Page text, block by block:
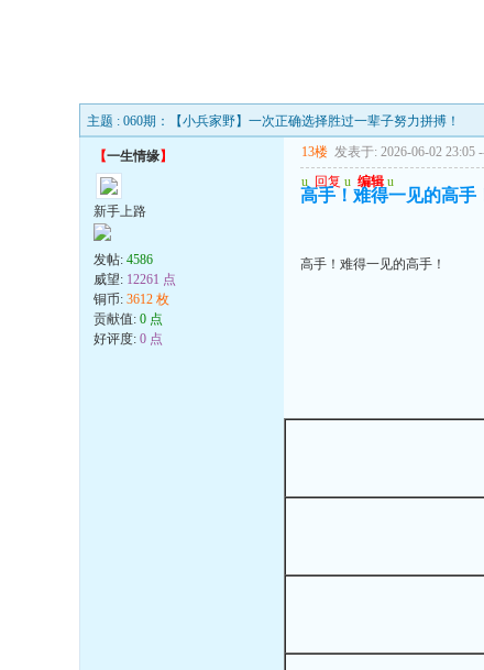
主题 : 060期：【小兵家野】一次正确选择胜过一辈子努力拼搏！
【一生情缘】
新手上路
发帖: 4586
威望: 12261 点
铜币: 3612 枚
贡献值: 0 点
好评度: 0 点
13楼 发表于: 2026-06-02 23:05
u 回复 u 编辑 u
高手！难得一见的高手
高手！难得一见的高手！